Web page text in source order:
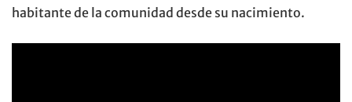
habitante de la comunidad desde su nacimiento.